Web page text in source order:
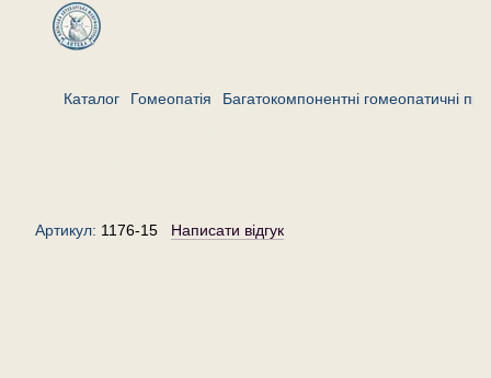
Каталог Гомеопатія Багатокомпонентні гомеопатичні
Артикул: 1176-15 Написати відгук